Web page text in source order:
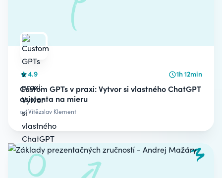
4.9 1h 12min
Custom GPTs v praxi: Vytvor si vlastného ChatGPT
asistenta na mieru
odVítězslav Klement